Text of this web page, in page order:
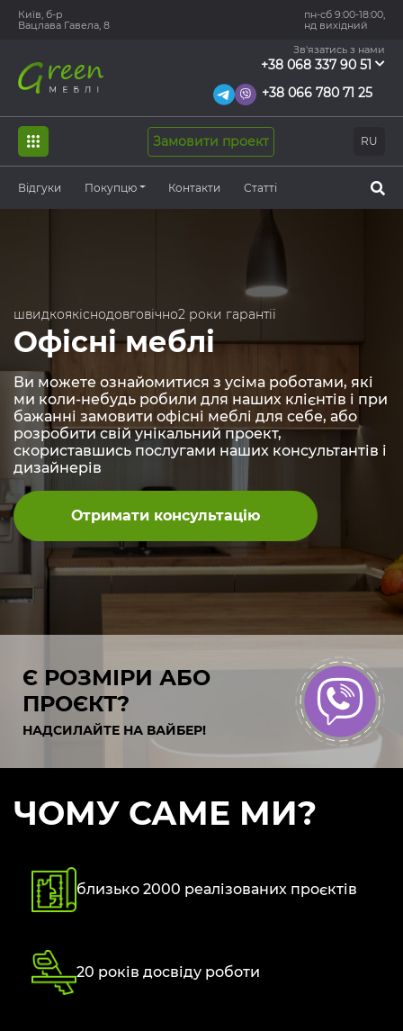
Київ, б-р
Вацлава Гавела, 8
пн-сб 9:00-18:00,
нд вихідний
Зв'язатись з нами
+38 068 337 90 51
+38 066 780 71 25
RU
Замовити проект
Відгуки Покупцю Контакти Статті
швидкоякіснодовговічно2 роки гарантії
Офісні меблі
Ви можете ознайомитися з усіма роботами, які
ми коли-небудь робили для наших клієнтів і при
бажанні замовити офісні меблі для себе, або
розробити свій унікальний проект,
скориставшись послугами наших консультантів і
дизайнерів
Отримати консультацію
Є РОЗМІРИ АБО
ПРОЄКТ?
НАДСИЛАЙТЕ НА ВАЙБЕР!
ЧОМУ САМЕ МИ?
близько 2000 реалізованих проєктів
20 років досвіду роботи